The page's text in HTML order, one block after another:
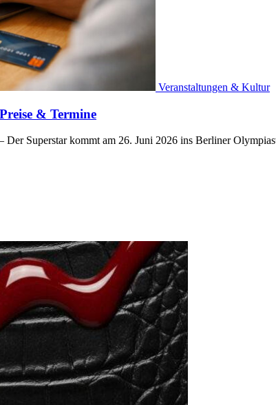
Veranstaltungen & Kultur
& Termine
Superstar kommt am 26. Juni 2026 ins Berliner